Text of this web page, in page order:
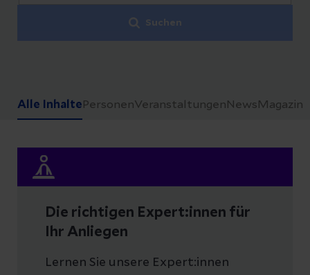
Suchen
Alle Inhalte PersonenVeranstaltungen News Magazin
Die richtigen Expert:innen für
Ihr Anliegen
Lernen Sie unsere Expert:innen